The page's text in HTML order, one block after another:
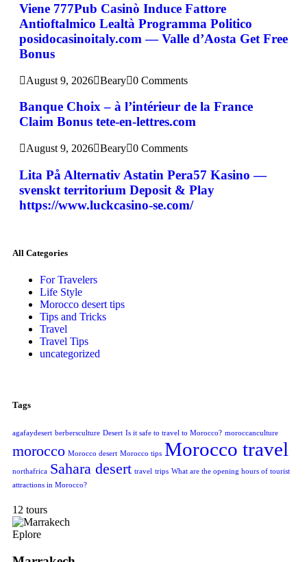
Viene 777Pub Casinò Induce Fattore
Antioftalmico Lealtà Programma Politico
posidocasinoitaly.com — Valle d’Aosta Get Free
Bonus
August 9, 2026 Beary 0 Comments
Banque Choix – à l’intérieur de la France
Claim Bonus tete-en-lettres.com
August 9, 2026 Beary 0 Comments
Lita På Alternativ Astatin Pera57 Kasino —
svenskt territorium Deposit & Play
https://www.luckcasino-se.com/
All Categories
For Travelers
Life Style
Morocco desert tips
Tips and Tricks
Travel
Travel Tips
uncategorized
Tags
agafaydesert berbersculture Desert Is it safe to travel to Morocco? moroccanculture
morocco Morocco desert Morocco tips Morocco travel
northafrica Sahara desert travel trips What are the opening hours of tourist
attractions in Morocco?
12 tours
Eplore